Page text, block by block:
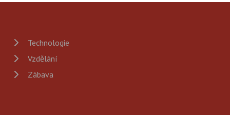
Technologie
Vzdělání
Zábava